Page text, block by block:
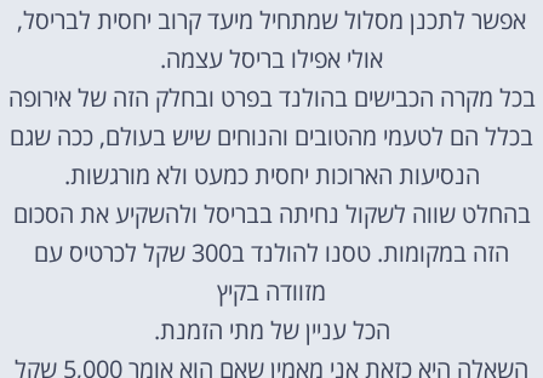
אפשר לתכנן מסלול שמתחיל מיעד קרוב יחסית לבריסל,
אולי אפילו בריסל עצמה.
בכל מקרה הכבישים בהולנד בפרט ובחלק הזה של אירופה
בכלל הם לטעמי מהטובים והנוחים שיש בעולם, ככה שגם
הנסיעות הארוכות יחסית כמעט ולא מורגשות.
בהחלט שווה לשקול נחיתה בבריסל ולהשקיע את הסכום
הזה במקומות. טסנו להולנד ב300 שקל לכרטיס עם
מזוודה בקיץ
הכל עניין של מתי הזמנת.
השאלה היא כזאת אני מאמין שאם הוא אומר 5,000 שקל